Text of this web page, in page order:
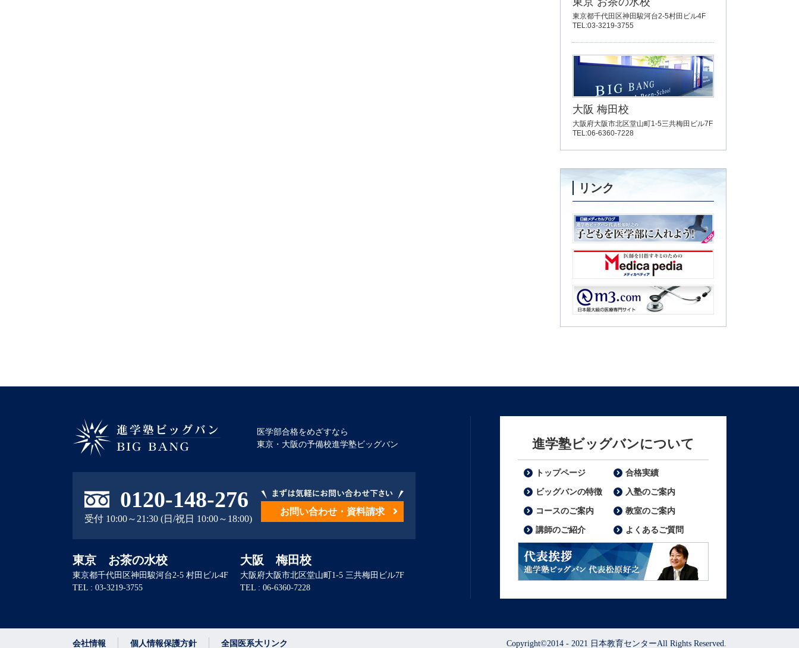
東京都千代田区神田駿河台2-5村田ビル4F
TEL:03-3219-3755
大阪 梅田校
大阪府大阪市北区堂山町1-5三共梅田ビル7F
TEL:06-6360-7228
リンク
子どもを医学部に入れよう！
Medica pedia
医学部合格をめざすなら
東京・大阪の予備校進学塾ビッグバン
0120-148-276
受付 10:00～21:30 (日/祝日 10:00～18:00)
お問い合わせ・資料請求
東京 お茶の水校
東京都千代田区神田駿河台2-5 村田ビル4F
TEL : 03-3219-3755
大阪 梅田校
大阪府大阪市北区堂山町1-5 三共梅田ビル7F
TEL : 06-6360-7228
進学塾ビッグバンについて
トップページ 合格実績
ビッグバンの特徴 入塾のご案内
コースのご案内 教室のご案内
講師のご紹介 よくあるご質問
会社情報 個人情報保護方針 全国医系大リンク Copyright©2014 - 2021 日本教育センターAll Rights Reserved.